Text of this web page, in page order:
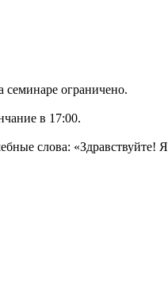
ограничено.
в 17:00.
слова: «Здравствуйте!